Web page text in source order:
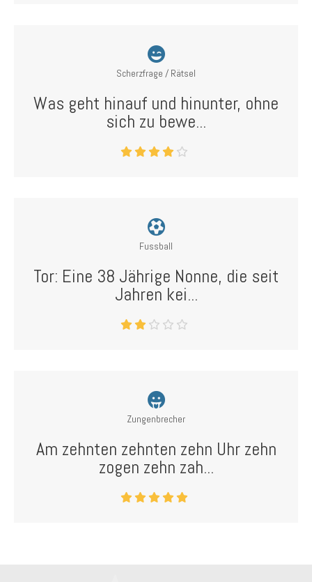
Scherzfrage / Rätsel
Was geht hinauf und hinunter, ohne
sich zu bewe...
Fussball
Tor: Eine 38 Jährige Nonne, die seit
Jahren kei...
Zungenbrecher
Am zehnten zehnten zehn Uhr zehn
zogen zehn zah...